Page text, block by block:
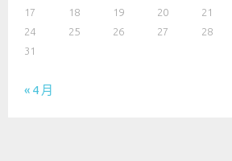
17
18 19 20 21
24
25 26 27 28
31
« 4 月